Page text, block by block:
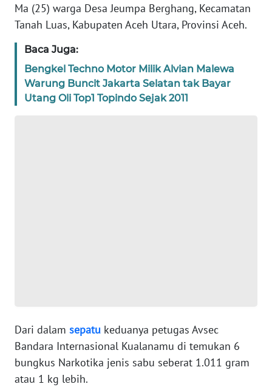
Ma (25) warga Desa Jeumpa Berghang, Kecamatan
Tanah Luas, Kabupaten Aceh Utara, Provinsi Aceh.
Baca Juga:
Bengkel Techno Motor Milik Alvian Malewa
Warung Buncit Jakarta Selatan tak Bayar
Utang Oli Top1 Topindo Sejak 2011
Dari dalam sepatu keduanya petugas Avsec
Bandara Internasional Kualanamu di temukan 6
bungkus Narkotika jenis sabu seberat 1.011 gram
atau 1 kg lebih.
WN
WN
JABAR
WN
RIAU